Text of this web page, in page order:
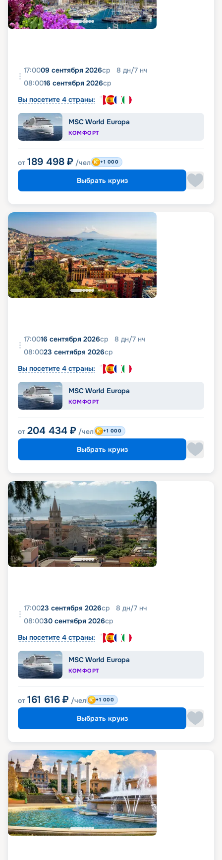
17:0009 сентября 2026ср 8 дн/7 нч
08:0016 сентября 2026ср
Вы посетите 4 страны:
MSC World Europa
КОМФОРТ
от 189 498 ₽ /чел +1 000
Выбрать круиз
17:0016 сентября 2026ср 8 дн/7 нч
08:0023 сентября 2026ср
Вы посетите 4 страны:
MSC World Europa
КОМФОРТ
от 204 434 ₽ /чел +1 000
Выбрать круиз
17:0023 сентября 2026ср 8 дн/7 нч
08:0030 сентября 2026ср
Вы посетите 4 страны:
MSC World Europa
КОМФОРТ
от 161 616 ₽ /чел +1 000
Выбрать круиз